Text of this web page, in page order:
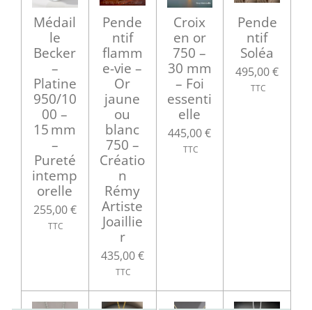
Médail
le
Becker
–
Platine
950/10
00 –
15 mm
–
Pureté
intemp
orelle
255,00 €
Pende
ntif
flamm
e-vie –
Or
jaune
ou
blanc
750 –
Créatio
n
Rémy
Artiste
Joaillie
r
435,00 €
Croix
en or
750 –
30 mm
– Foi
essenti
elle
445,00 €
Pende
ntif
Soléa
495,00 €